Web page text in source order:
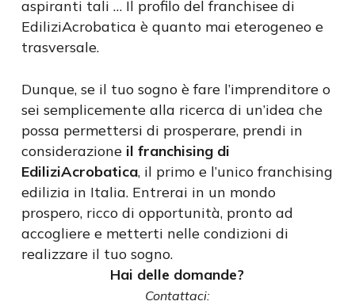
aspiranti tali … Il profilo del franchisee di
EdiliziAcrobatica è quanto mai eterogeneo e
trasversale.
Dunque, se il tuo sogno è fare l’imprenditore o
sei semplicemente alla ricerca di un’idea che
possa permettersi di prosperare, prendi in
considerazione il franchising di
EdiliziAcrobatica, il primo e l’unico franchising
edilizia in Italia. Entrerai in un mondo
prospero, ricco di opportunità, pronto ad
accogliere e metterti nelle condizioni di
realizzare il tuo sogno.
Hai delle domande?
Contattaci: